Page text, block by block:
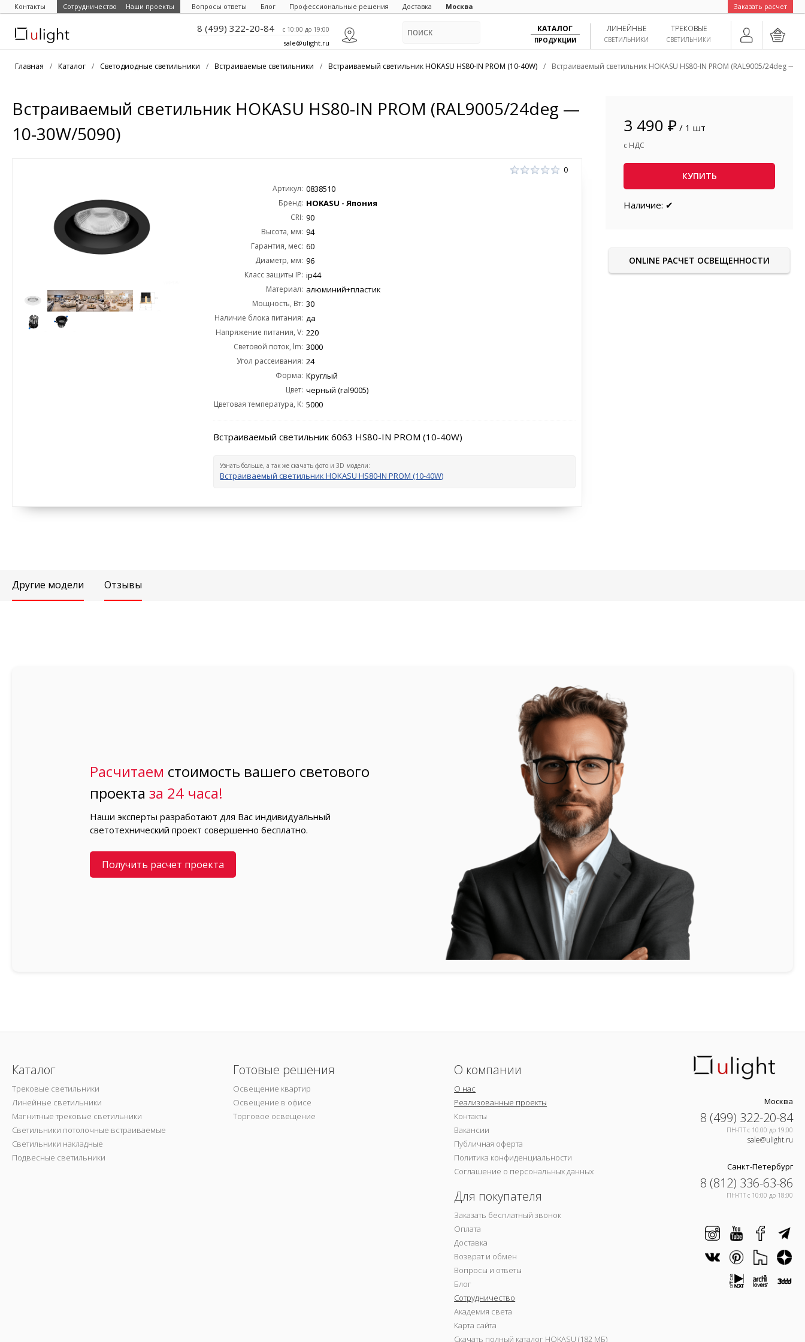
Контакты Сотрудничество Наши проекты Вопросы ответы Блог Профессиональные решения Доставка Москва Заказать расчет
8 (499) 322-20-84 c 10:00 до 19:00
sale@ulight.ru
ТРЕКОВЫЕ
СВЕТИЛЬНИКИ
ЛИНЕЙНЫЕ
СВЕТИЛЬНИКИ
КАТАЛОГ
ПРОДУКЦИИ
Главная / Каталог / Светодиодные светильники / Встраиваемые светильники / Встраиваемый светильник HOKASU HS80-IN PROM (10-40W) / Встраиваемый светильник HOKASU HS80-IN PROM (RAL9005/24deg —
Встраиваемый светильник HOKASU HS80-IN PROM (RAL9005/24deg —
10-30W/5090)
0
Артикул: 0838510
Бренд: HOKASU - Япония
CRI: 90
Высота, мм: 94
Гарантия, мес: 60
Диаметр, мм: 96
Класс защиты IP: ip44
Материал: алюминий+пластик
Мощность, Вт: 30
Наличие блока питания: да
Напряжение питания, V: 220
Световой поток, lm: 3000
Угол рассеивания: 24
Форма: Круглый
Цвет: черный (ral9005)
Цветовая температура, K: 5000
Встраиваемый светильник 6063 HS80-IN PROM (10-40W)
Узнать больше, а так же скачать фото и 3D модели:
Встраиваемый светильник HOKASU HS80-IN PROM (10-40W)
3 490 ₽ / 1 шт
с НДС
КУПИТЬ
Наличие: ✔
ONLINE РАСЧЕТ ОСВЕЩЕННОСТИ
Другие модели Отзывы
Расчитаем стоимость вашего светового
проектаза 24 часа!
Наши эксперты разработают для Вас индивидуальный
светотехнический проект совершенно бесплатно.
Получить расчет проекта
Каталог
Трековые светильники
Линейные светильники
Магнитные трековые светильники
Светильники потолочные встраиваемые
Светильники накладные
Подвесные светильники
Готовые решения
Освещение квартир
Освещение в офисе
Торговое освещение
О компании
О нас
Реализованные проекты
Контакты
Вакансии
Публичная оферта
Политика конфиденциальности
Соглашение о персональных данных
Для покупателя
Заказать бесплатный звонок
Оплата
Доставка
Возврат и обмен
Вопросы и ответы
Блог
Сотрудничество
Академия света
Карта сайта
Скачать полный каталог HOKASU (182 МБ)
Москва
8 (499) 322-20-84
ПН-ПТ c 10:00 до 19:00
sale@ulight.ru
Санкт-Петербург
8 (812) 336-63-86
ПН-ПТ c 10:00 до 18:00